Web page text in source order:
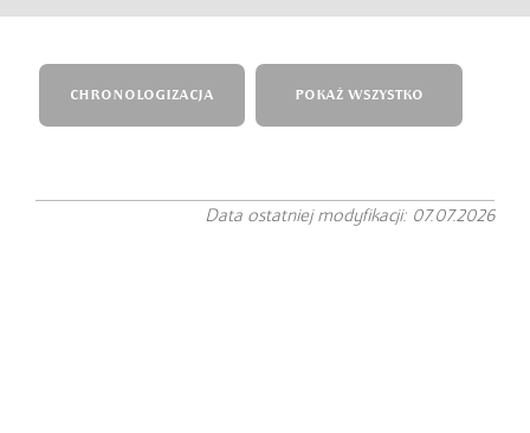
CHRONOLOGIZACJA POKAŻ WSZYSTKO
Data ostatniej modyfikacji: 07.07.2026